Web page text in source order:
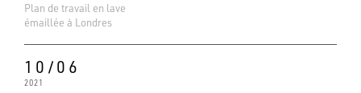
Plan de travail en lave
émaillée à Londres
10/06
2021